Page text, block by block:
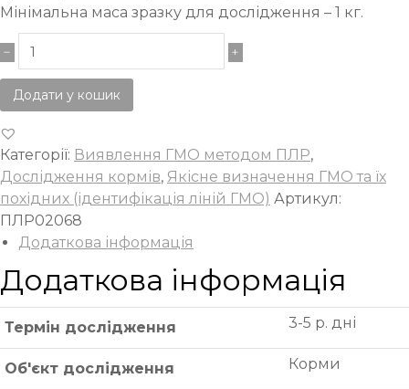
Мінімальна маса зразку для дослідження – 1 кг.
Додати у кошик
Категорії: Виявлення ГМО методом ПЛР,
Дослідження кормів, Якісне визначення ГМО та їх
похідних (ідентифікація ліній ГМО) Артикул:
ПЛР02068
Додаткова інформація
Додаткова інформація
Термін дослідження 3-5 р. дні
Об'єкт дослідження Корми